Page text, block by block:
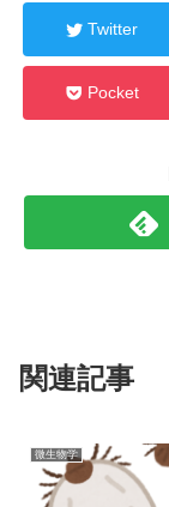
Twitter
Pocket
関連記事
微生物学